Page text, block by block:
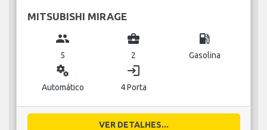
MITSUBISHI MIRAGE
group
5
business_center
2
local_gas_station
Gasolina
miscellaneous_services
Automático
login
4 Porta
VER DETALHES...